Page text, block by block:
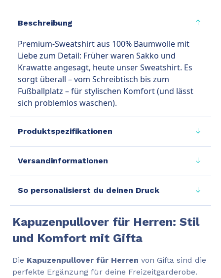
Beschreibung
Premium-Sweatshirt aus 100% Baumwolle mit
Liebe zum Detail: Früher waren Sakko und
Krawatte angesagt, heute unser Sweatshirt. Es
sorgt überall – vom Schreibtisch bis zum
Fußballplatz – für stylischen Komfort (und lässt
sich problemlos waschen).
Produktspezifikationen
Versandinformationen
So personalisierst du deinen Druck
Kapuzenpullover für Herren: Stil
und Komfort mit Gifta
Die Kapuzenpullover für Herren von Gifta sind die
perfekte Ergänzung für deine Freizeitgarderobe.